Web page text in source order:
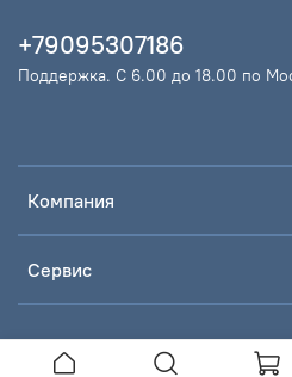
Компания
Сервис
+79095307186
Поддержка. С 6.00 до 18.00 по